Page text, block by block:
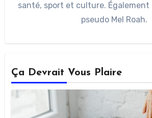
santé, sport et culture. Également
pseudo Mel Roah.
Ça Devrait Vous Plaire